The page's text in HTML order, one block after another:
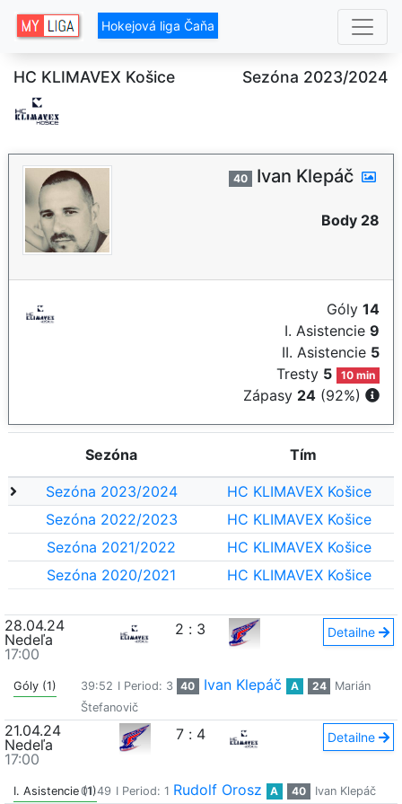
Hokejová liga Čaňa
HC KLIMAVEX Košice Sezóna 2023/2024
40 Ivan Klepáč
Body 28
Góly 14
I. Asistencie 9
II. Asistencie 5
Tresty 5 10 min
Zápasy 24 (92%)
Sezóna Tím
Sezóna 2023/2024
HC KLIMAVEX Košice
Sezóna 2022/2023
HC KLIMAVEX Košice
Sezóna 2021/2022
HC KLIMAVEX Košice
Sezóna 2020/2021
HC KLIMAVEX Košice
28.04.24
Nedeľa
17:00
2 : 3 Detailne
Góly (1) 39:52 I Period: 3 40 Ivan Klepáč A 24
Marián
Štefanovič
21.04.24
Nedeľa
17:00
7 : 4 Detailne
I. Asistencie (1)01:49 I Period: 1 Rudolf Orosz A 40 Ivan Klepáč